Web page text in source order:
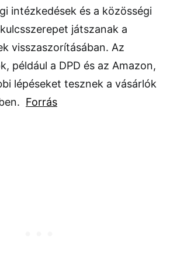
intézkedések és a közösségi
játszanak a
visszaszorításában. Az
például a DPD és az Amazon,
lépéseket tesznek a vásárlók
Forrás